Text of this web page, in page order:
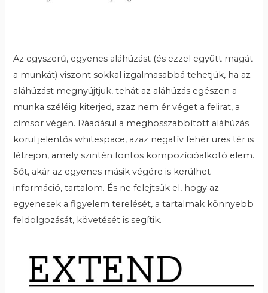
Az egyszerű, egyenes aláhúzást (és ezzel együtt magát
a munkát) viszont sokkal izgalmasabbá tehetjük, ha az
aláhúzást megnyújtjuk, tehát az aláhúzás egészen a
munka széléig kiterjed, azaz nem ér véget a felirat, a
címsor végén. Ráadásul a meghosszabbított aláhúzás
körül jelentős whitespace, azaz negatív fehér üres tér is
létrejön, amely szintén fontos kompozícióalkotó elem.
Sőt, akár az egyenes másik végére is kerülhet
információ, tartalom. És ne felejtsük el, hogy az
egyenesek a figyelem terelését, a tartalmak könnyebb
feldolgozását, követését is segítik.